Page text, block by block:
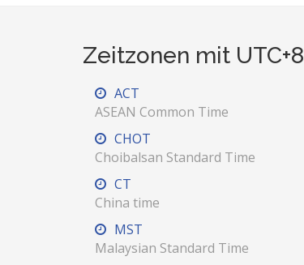
Zeitzonen mit UTC+8
ACT
ASEAN Common Time
CHOT
Choibalsan Standard Time
CT
China time
MST
Malaysian Standard Time